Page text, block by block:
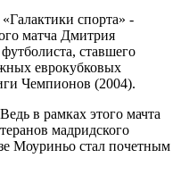
спорта» -
матча Дмитрия
ставшего
еврокубковых
Чемпионов (2004).
в рамках этого мачта
мадридского
Моуриньо стал почетным